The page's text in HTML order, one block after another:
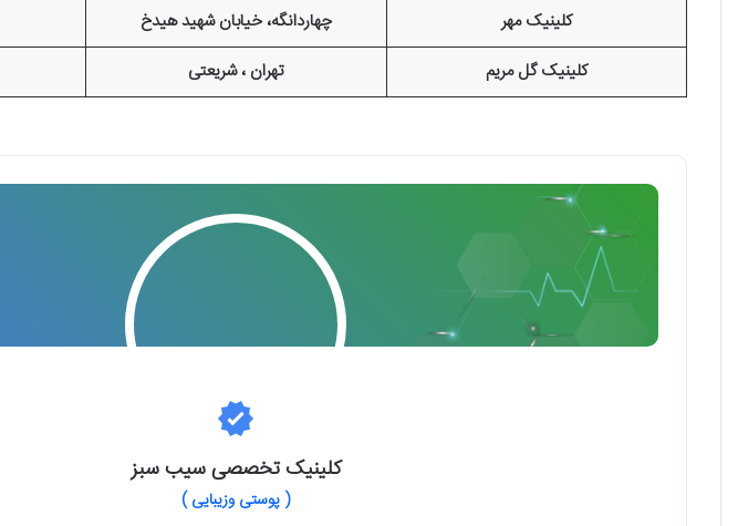
کلینیک مهر
چهاردانگه، خیابان شهید هیدخ
کلینیک گل مریم
تهران ، شریعتی
كلینیک تخصصی سیب سبز
( پوستی وزیبایی )